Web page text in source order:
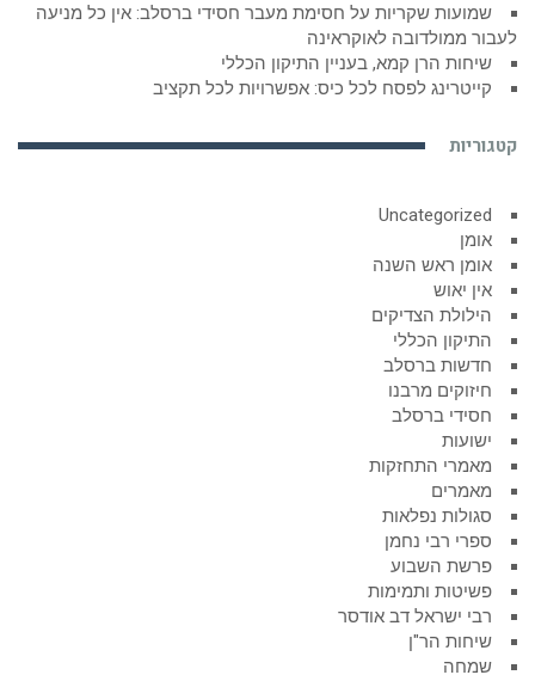
שמועות שקריות על חסימת מעבר חסידי ברסלב: אין כל מניעה
לעבור ממולדובה לאוקראינה
שיחות הרן קמא, בעניין התיקון הכללי
קייטרינג לפסח לכל כיס: אפשרויות לכל תקציב
קטגוריות
Uncategorized
אומן
אומן ראש השנה
אין יאוש
הילולת הצדיקים
התיקון הכללי
חדשות ברסלב
חיזוקים מרבנו
חסידי ברסלב
ישועות
מאמרי התחזקות
מאמרים
סגולות נפלאות
ספרי רבי נחמן
פרשת השבוע
פשיטות ותמימות
רבי ישראל דב אודסר
שיחות הר"ן
שמחה